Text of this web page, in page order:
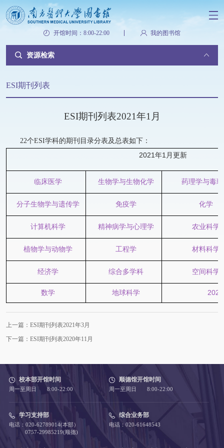
开馆时间：8:00-22:00 我的图书馆
资源检索
ESI期刊列表
ESI期刊列表2021年1月
22个ESI学科的期刊目录分表及总表如下：
2021年1月更新
临床医学 生物学与生物化学 药理学与毒
分子生物学与遗传学 免疫学 化学
计算机科学 精神病学与心理学 农业科学
植物学与动物学 工程学 材料科学
经济学 综合多学科 空间科学
数学 地球科学 2020
上一篇：ESI期刊列表2021年3月
下一篇：ESI期刊列表2020年11月
校本部开馆时间
周一至周日 8:00-22:00
顺德馆开馆时间
周一至周日 8:00-22:00
学习支持部
电话：020-62789014(本部）
0757-29985219(顺德)
综合业务部
电话：020-61648543